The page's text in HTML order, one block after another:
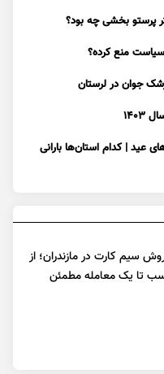
پرستو بخشی چه بود؟
منع کرده؟
جوان در لرستان
عید | کدام استان‌ها بارانی
سیم کارت در مازندران؛ از
تا یک معامله مطمئن